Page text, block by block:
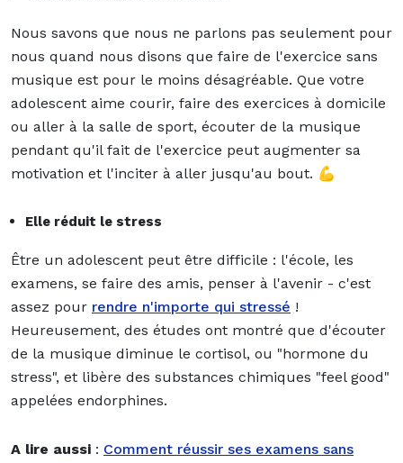
Nous savons que nous ne parlons pas seulement pour
nous quand nous disons que faire de l'exercice sans
musique est pour le moins désagréable. Que votre
adolescent aime courir, faire des exercices à domicile
ou aller à la salle de sport, écouter de la musique
pendant qu'il fait de l'exercice peut augmenter sa
motivation et l'inciter à aller jusqu'au bout. 💪
Elle réduit le stress
Être un adolescent peut être difficile : l'école, les
examens, se faire des amis, penser à l'avenir - c'est
assez pour rendre n'importe qui stressé !
Heureusement, des études ont montré que d'écouter
de la musique diminue le cortisol, ou "hormone du
stress", et libère des substances chimiques "feel good"
appelées endorphines.
A lire aussi : Comment réussir ses examens sans